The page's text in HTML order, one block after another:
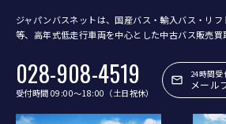
ジャパンバスネットは、国産バス・輸入バス・リ
等、 高年式低走行車両を中心とした中古バス販売買
028-908-4519
受付時間 09:00〜18:00（土日祝休）
24時間受
メール